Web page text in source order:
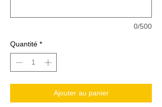
0/500
Quantité *
Ajouter au panier